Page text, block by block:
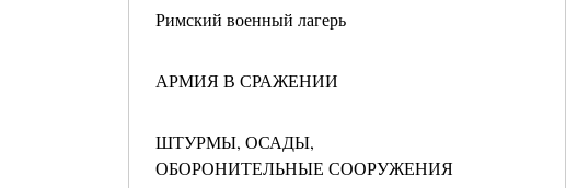
Римский военный лагерь
АРМИЯ В СРАЖЕНИИ
ШТУРМЫ, ОСАДЫ,
ОБОРОНИТЕЛЬНЫЕ СООРУЖЕНИЯ